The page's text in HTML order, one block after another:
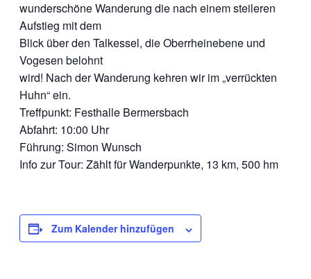
wun­der­schö­ne Wan­de­rung die nach einem stei­le­ren
Auf­stieg mit dem
Blick über den Tal­kes­sel, die Ober­rhein­ebe­ne und
Voge­sen belohnt
wird! Nach der Wan­de­rung keh­ren wir im „ver­rück­ten
Huhn“ ein.
Treff­punkt: Fest­hal­le Ber­mers­bach
Abfahrt: 10:00 Uhr
Füh­rung: Simon Wunsch
Info zur Tour: Zählt für Wan­der­punk­te, 13 km, 500 hm
Zum Kalender hinzufügen